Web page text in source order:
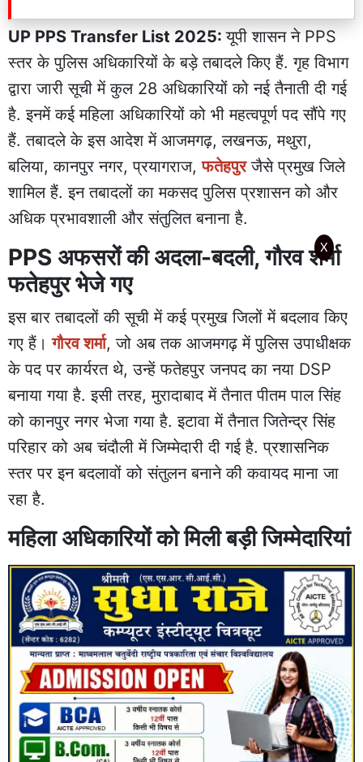
UP PPS Transfer List 2025:यूपी शासन ने PPS
स्तर के पुलिस अधिकारियों के बड़े तबादले किए हैं. गृह विभाग
द्वारा जारी सूची में कुल 28 अधिकारियों को नई तैनाती दी गई
है. इनमें कई महिला अधिकारियों को भी महत्वपूर्ण पद सौंपे गए
हैं. तबादले के इस आदेश में आजमगढ़, लखनऊ, मथुरा,
बलिया, कानपुर नगर, प्रयागराज,फतेहपुरजैसे प्रमुख जिले
शामिल हैं. इन तबादलों का मकसद पुलिस प्रशासन को और
अधिक प्रभावशाली और संतुलित बनाना है.
PPS अफसरों की अदला-बदली, गौरव शर्मा
फतेहपुर भेजे गए
इस बार तबादलों की सूची में कई प्रमुख जिलों में बदलाव किए
गए हैं।गौरव शर्मा, जो अब तक आजमगढ़ में पुलिस उपाधीक्षक
के पद पर कार्यरत थे, उन्हें फतेहपुर जनपद का नया DSP
बनाया गया है. इसी तरह, मुरादाबाद में तैनात पीतम पाल सिंह
को कानपुर नगर भेजा गया है. इटावा में तैनात जितेन्द्र सिंह
परिहार को अब चंदौली में जिम्मेदारी दी गई है. प्रशासनिक
स्तर पर इन बदलावों को संतुलन बनाने की कवायद माना जा
रहा है.
महिला अधिकारियों को मिली बड़ी जिम्मेदारियां
X